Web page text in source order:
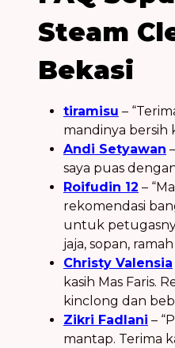
Steam
Bekasi
tiramisu –
mandinya bersih
Andi Setyawan
saya puas
Roifudin 12 –
rekomendasi
untuk
jaja, sopan,
Christy Valensia
kasih Mas Faris.
kinclong dan
Zikri Fadlani –
mantap. Terima